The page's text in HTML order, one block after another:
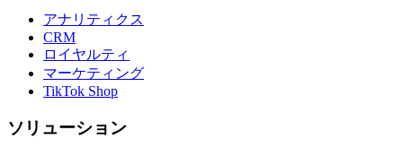
アナリティクス
CRM
ロイヤルティ
マーケティング
TikTok Shop
ソリューション